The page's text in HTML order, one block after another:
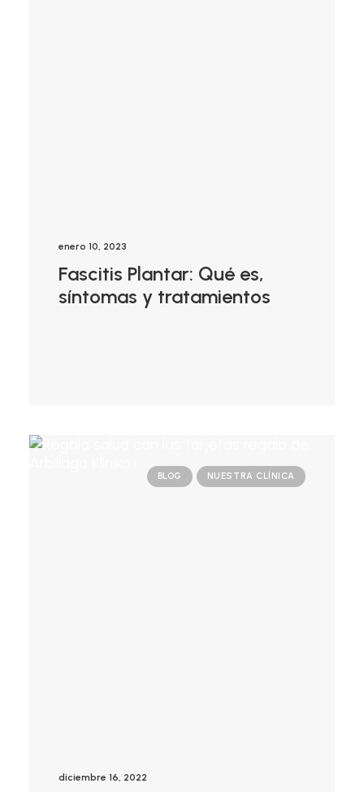
enero 10, 2023
Fascitis Plantar: Qué es,
síntomas y tratamientos
BLOG NUESTRA CLÍNICA
diciembre 16, 2022